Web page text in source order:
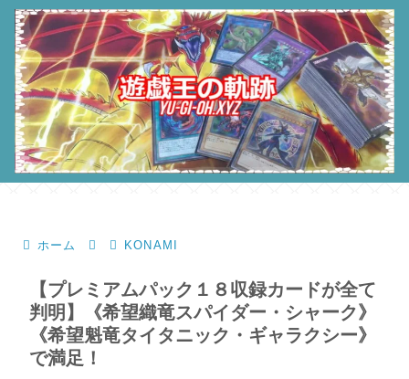
ホーム KONAMI
【プレミアムパック１８収録カードが全て
判明】《希望織竜スパイダー・シャーク》
《希望魁竜タイタニック・ギャラクシー》
で満足！